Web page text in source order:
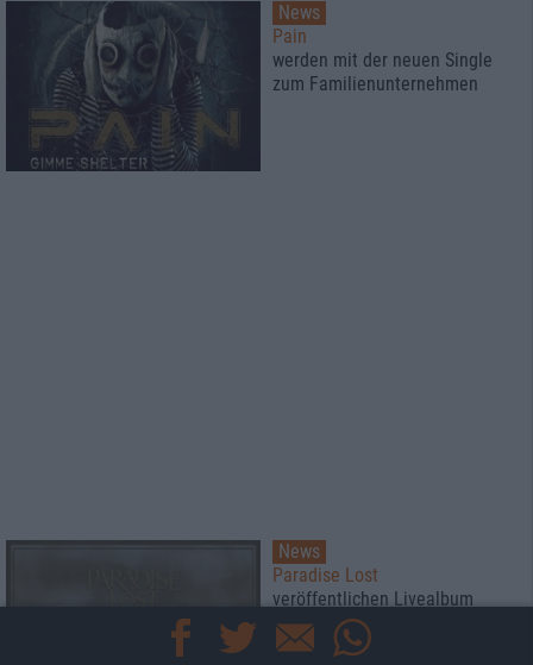
News
Pain
werden mit der neuen Single
zum Familienunternehmen
News
Paradise Lost
veröffentlichen Livealbum